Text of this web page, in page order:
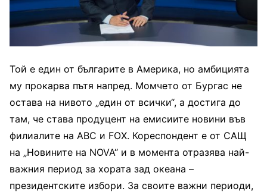
Той е един от българите в Америка, но амбицията
му прокарва пътя напред. Момчето от Бургас не
остава на нивото „един от всички“, а достига до
там, че става продуцент на емисиите новини във
филиалите на ABC и FOX. Кореспондент е от САЩ
на „Новините на NOVA“ и в момента отразява най-
важния период за хората зад океана –
президентските избори. За своите важни периоди,